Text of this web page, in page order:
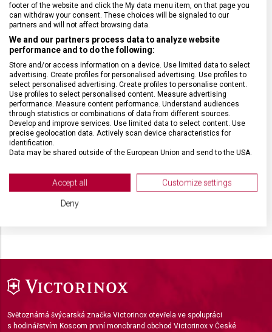
NADROZMĚRNÁ ZAVAZADLA Nadrozměrná zavazadla
Doplňky
ZÁRUKA 24 měsíců
MATERIÁL Polyester
BARVA Šedá
DOPLŇKOVÁ BARVA
Světoznámá švýcarská značka Victorinox otevřela ve spolupráci
s hodinářstvím Koscom první monobrand obchod Victorinox v České
footer of the website and click the My data menu item, on that page you
can withdraw your consent. These choices will be signaled to our
partners and will not affect browsing data.
We and our partners process data to analyze website
performance and to do the following:
Store and/or access information on a device. Use limited data to select
advertising. Create profiles for personalised advertising. Use profiles to
select personalised advertising. Create profiles to personalise content.
Use profiles to select personalised content. Measure advertising
performance. Measure content performance. Understand audiences
through statistics or combinations of data from different sources.
Develop and improve services. Use limited data to select content. Use
precise geolocation data. Actively scan device characteristics for
identification.
Data may be shared outside of the European Union and send to the USA.
View Partner List (2 IAB Vendors)
We use your data for the following purposes:
Create profiles for personalised advertising
advertising
Accept all Customize settings
Deny